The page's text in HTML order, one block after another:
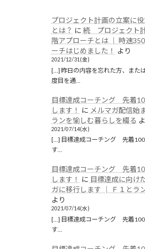
プロジェクト計画の立案に
とは？ に 続 プロジェクト
階アプローチとは │ 時速
ーチはじめました！
より
2021/12/31(金)
[…] 昨日の内容を忘れた方、また
度目を通…
目標達成コーチング 先着
します！
に メルマガ配信始
ランを愉しむ暮らしを綴る
2021/07/14(水)
[…] 目標達成コーチング 先着100
す…
目標達成コーチング 先着
します！
に 目標達成に向け
ガに移行します │ Ｆ１とラ
より
2021/07/14(水)
[…] 目標達成コーチング 先着100
す…